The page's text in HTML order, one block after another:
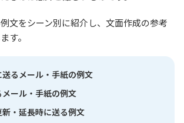
文をシーン別に紹介し、文面作成の参考
す。
るメール・手紙の例文
ール・手紙の例文
・延長時に送る例文